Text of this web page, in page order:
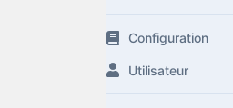
Configuration
Utilisateur